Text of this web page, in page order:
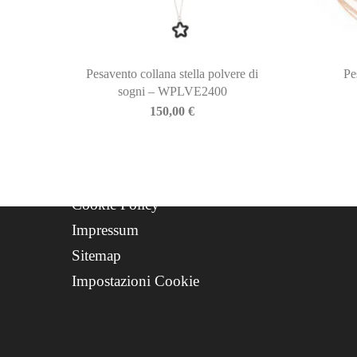
Pesavento collana stella polvere di
sogni – WPLVE2400
150,00€
Progetto FSE 2025
WhatsApp Support
Cookie Policy
Impressum
Sitemap
Impostazioni Cookie